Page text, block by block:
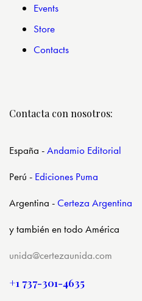
Events
Store
Contacts
Contacta con nosotros:
España -Andamio Editorial
Perú - Ediciones Puma
Argentina -Certeza Argentina
y también en todo América
unida@certezaunida.com
+1 737-301-4635